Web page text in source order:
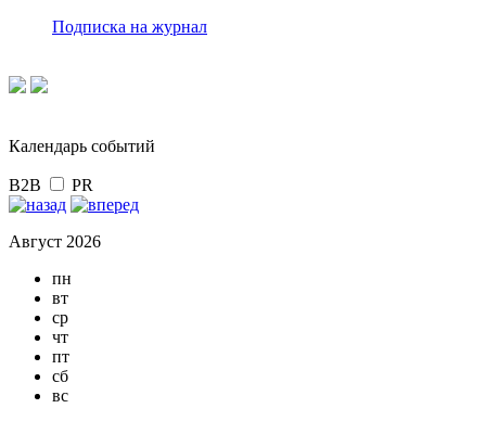
Подписка на журнал
Календарь событий
B2B PR
Август 2026
пн
вт
ср
чт
пт
сб
вс